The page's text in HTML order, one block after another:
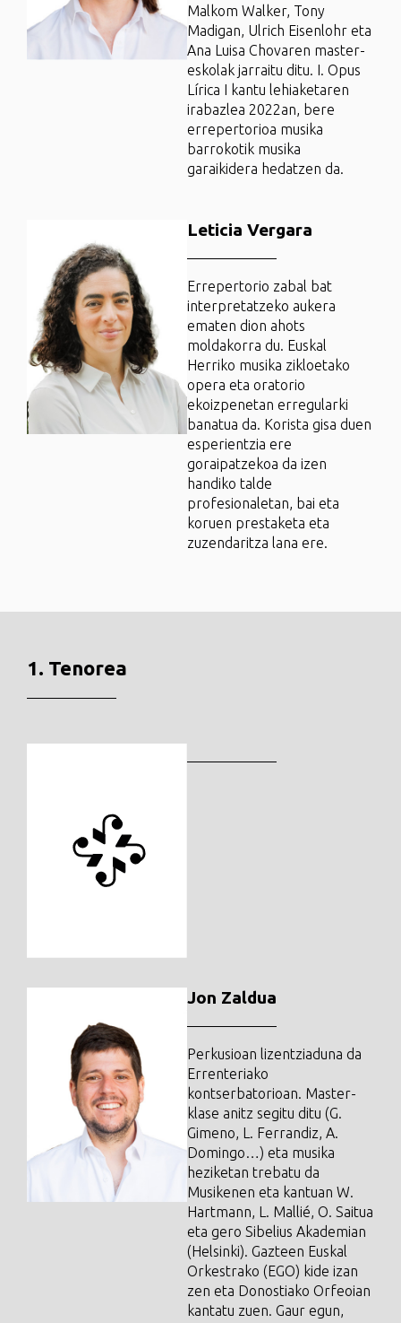
Malkom Walker, Tony
Madigan, Ulrich Eisenlohr eta
Ana Luisa Chovaren master-
eskolak jarraitu ditu. I. Opus
Lírica I kantu lehiaketaren
irabazlea 2022an, bere
errepertorioa musika
barrokotik musika
garaikidera hedatzen da.
Leticia Vergara
Errepertorio zabal bat
interpretatzeko aukera
ematen dion ahots
moldakorra du. Euskal
Herriko musika zikloetako
opera eta oratorio
ekoizpenetan erregularki
banatua da. Korista gisa duen
esperientzia ere
goraipatzekoa da izen
handiko talde
profesionaletan, bai eta
koruen prestaketa eta
zuzendaritza lana ere.
1. Tenorea
Jon Zaldua
Perkusioan lizentziaduna da
Errenteriako
kontserbatorioan. Master-
klase anitz segitu ditu (G.
Gimeno, L. Ferrandiz, A.
Domingo…) eta musika
heziketan trebatu da
Musikenen eta kantuan W.
Hartmann, L. Mallié, O. Saitua
eta gero Sibelius Akademian
(Helsinki). Gazteen Euskal
Orkestrako (EGO) kide izan
zen eta Donostiako Orfeoian
kantatu zuen. Gaur egun,